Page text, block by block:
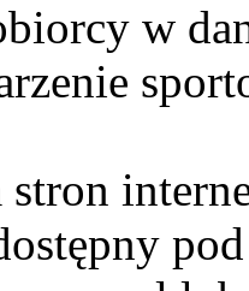
w
stron